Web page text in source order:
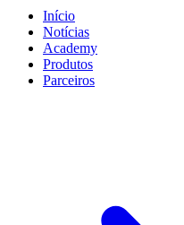
Início
Notícias
Academy
Produtos
Parceiros